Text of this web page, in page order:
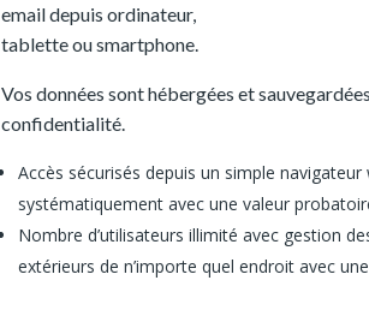
email depuis ordinateur,
tablette ou smartphone.
Vos données sont hébergées et
confidentialité.
Accès sécurisés depuis un simple
systématiquement avec une valeur
Nombre d’utilisateurs illimité avec gestion
extérieurs de n’importe quel endroit avec